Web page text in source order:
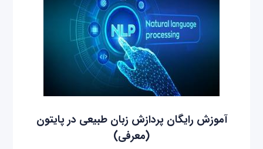
آموزش رایگان پردازش زبان طبیعی در پایتون
(معرفی)